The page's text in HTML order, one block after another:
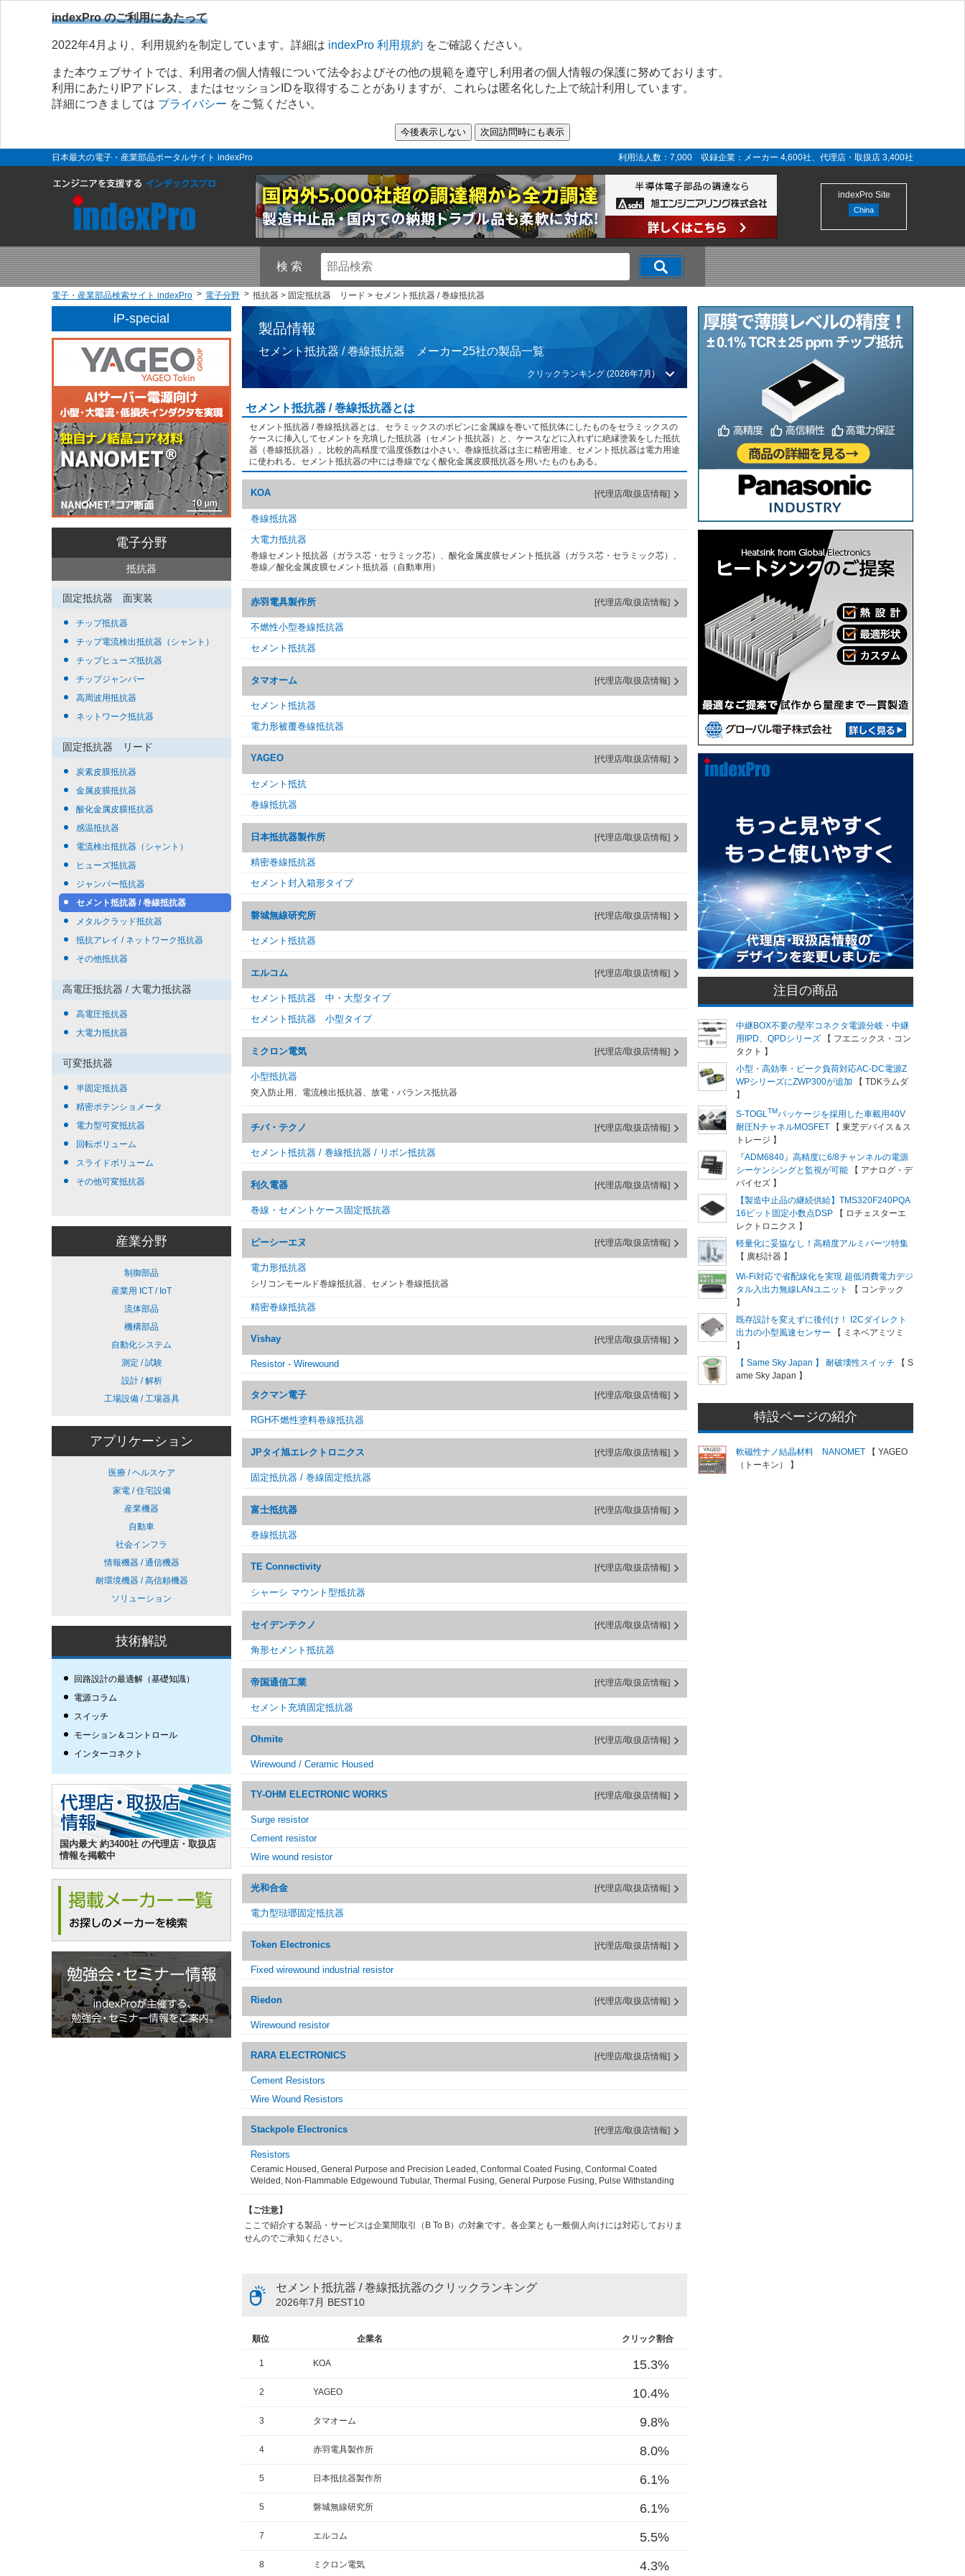
indexPro のご利用にあたって
2022年4月より、利用規約を制定しています。詳細は indexPro 利用規約 をご確認ください。
また本ウェブサイトでは、利用者の個人情報について法令およびその他の規範を遵守し利用者の個人情報の保護に努めております。
利用にあたりIPアドレス、またはセッションIDを取得することがありますが、これらは匿名化した上で統計利用しています。
詳細につきましては プライバシー をご覧ください。
日本最大の電子・産業部品ポータルサイト indexPro 利用法人数：7,000 収録企業：メーカー 4,600社、代理店・取扱店 3,400社
indexPro Site
China
検 索
電子・産業部品検索サイト indexPro 電子分野 抵抗器 > 固定抵抗器 リード > セメント抵抗器 / 巻線抵抗器
iP-special
電子分野
抵抗器
固定抵抗器 面実装
チップ抵抗器
チップ電流検出抵抗器（シャント）
チップヒューズ抵抗器
チップジャンパー
高周波用抵抗器
ネットワーク抵抗器
固定抵抗器 リード
炭素皮膜抵抗器
金属皮膜抵抗器
酸化金属皮膜抵抗器
感温抵抗器
電流検出抵抗器（シャント）
ヒューズ抵抗器
ジャンパー抵抗器
セメント抵抗器 / 巻線抵抗器
メタルクラッド抵抗器
抵抗アレイ / ネットワーク抵抗器
その他抵抗器
高電圧抵抗器 / 大電力抵抗器
高電圧抵抗器
大電力抵抗器
可変抵抗器
半固定抵抗器
精密ポテンショメータ
電力型可変抵抗器
回転ボリューム
スライドボリューム
その他可変抵抗器
産業分野
制御部品
産業用 ICT / IoT
流体部品
機構部品
自動化システム
測定 / 試験
設計 / 解析
工場設備 / 工場器具
アプリケーション
医療 / ヘルスケア
家電 / 住宅設備
産業機器
自動車
社会インフラ
情報機器 / 通信機器
耐環境機器 / 高信頼機器
ソリューション
技術解説
回路設計の最適解（基礎知識）
電源コラム
スイッチ
モーション＆コントロール
インターコネクト
国内最大 約3400社 の代理店・取扱店
情報を掲載中
製品情報
セメント抵抗器 / 巻線抵抗器 メーカー25社の製品一覧
クリックランキング (2026年7月)
セメント抵抗器 / 巻線抵抗器とは
セメント抵抗器 / 巻線抵抗器とは、セラミックスのボビンに金属線を巻いて抵抗体にしたものをセラミックスの
ケースに挿入してセメントを充填した抵抗器（セメント抵抗器）と、ケースなどに入れずに絶縁塗装をした抵抗
器（巻線抵抗器）。比較的高精度で温度係数は小さい。巻線抵抗器は主に精密用途、セメント抵抗器は電力用途
に使われる。セメント抵抗器の中には巻線でなく酸化金属皮膜抵抗器を用いたものもある。
KOA [代理店/取扱店情報]
巻線抵抗器
大電力抵抗器
巻線セメント抵抗器（ガラス芯・セラミック芯）、酸化金属皮膜セメント抵抗器（ガラス芯・セラミック芯）、
巻線／酸化金属皮膜セメント抵抗器（自動車用）
赤羽電具製作所 [代理店/取扱店情報]
不燃性小型巻線抵抗器
セメント抵抗器
タマオーム [代理店/取扱店情報]
セメント抵抗器
電力形被覆巻線抵抗器
YAGEO [代理店/取扱店情報]
セメント抵抗
巻線抵抗器
日本抵抗器製作所 [代理店/取扱店情報]
精密巻線抵抗器
セメント封入箱形タイプ
磐城無線研究所 [代理店/取扱店情報]
セメント抵抗器
エルコム [代理店/取扱店情報]
セメント抵抗器 中・大型タイプ
セメント抵抗器 小型タイプ
ミクロン電気 [代理店/取扱店情報]
小型抵抗器
突入防止用、電流検出抵抗器、放電・バランス抵抗器
チバ・テクノ [代理店/取扱店情報]
セメント抵抗器 / 巻線抵抗器 / リボン抵抗器
利久電器 [代理店/取扱店情報]
巻線・セメントケース固定抵抗器
ピーシーエヌ [代理店/取扱店情報]
電力形抵抗器
シリコンモールド巻線抵抗器、セメント巻線抵抗器
精密巻線抵抗器
Vishay [代理店/取扱店情報]
Resistor - Wirewound
タクマン電子 [代理店/取扱店情報]
RGH不燃性塗料巻線抵抗器
JPタイ旭エレクトロニクス [代理店/取扱店情報]
固定抵抗器 / 巻線固定抵抗器
富士抵抗器 [代理店/取扱店情報]
巻線抵抗器
TE Connectivity [代理店/取扱店情報]
シャーシ マウント型抵抗器
セイデンテクノ [代理店/取扱店情報]
角形セメント抵抗器
帝国通信工業 [代理店/取扱店情報]
セメント充填固定抵抗器
Ohmite [代理店/取扱店情報]
Wirewound / Ceramic Housed
TY-OHM ELECTRONIC WORKS [代理店/取扱店情報]
Surge resistor
Cement resistor
Wire wound resistor
光和合金 [代理店/取扱店情報]
電力型琺瑯固定抵抗器
Token Electronics [代理店/取扱店情報]
Fixed wirewound industrial resistor
Riedon [代理店/取扱店情報]
Wirewound resistor
RARA ELECTRONICS [代理店/取扱店情報]
Cement Resistors
Wire Wound Resistors
Stackpole Electronics [代理店/取扱店情報]
Resistors
Ceramic Housed, General Purpose and Precision Leaded, Conformal Coated Fusing, Conformal Coated
Welded, Non-Flammable Edgewound Tubular, Thermal Fusing, General Purpose Fusing, Pulse Withstanding
【ご注意】
ここで紹介する製品・サービスは企業間取引（B To B）の対象です。各企業とも一般個人向けには対応しておりま
せんのでご承知ください。
セメント抵抗器 / 巻線抵抗器のクリックランキング
2026年7月 BEST10
順位 企業名 クリック割合
1 KOA 15.3%
2 YAGEO 10.4%
3 タマオーム 9.8%
4 赤羽電具製作所 8.0%
5 日本抵抗器製作所 6.1%
5 磐城無線研究所 6.1%
7 エルコム 5.5%
8 ミクロン電気 4.3%
注目の商品
中継BOX不要の堅牢コネクタ電源分岐・中継
用IPD、QPDシリーズ
【 フエニックス・コン
タクト 】
小型・高効率・ピーク負荷対応AC-DC電源Z
WPシリーズにZWP300が追加
【 TDKラムダ
】
S-TOGLTMパッケージを採用した車載用40V
耐圧NチャネルMOSFET
【 東芝デバイス＆ス
トレージ 】
『ADM6840』高精度に6/8チャンネルの電源
シーケンシングと監視が可能
【 アナログ・デ
バイセズ 】
【製造中止品の継続供給】TMS320F240PQA
16ビット固定小数点DSP
【 ロチェスターエ
レクトロニクス 】
軽量化に妥協なし！高精度アルミパーツ特集
【 廣杉計器 】
Wi-Fi対応で省配線化を実現 超低消費電力デジ
タル入出力無線LANユニット
【 コンテック
】
既存設計を変えずに後付け！ I2Cダイレクト
出力の小型風速センサー
【 ミネベアミツミ
】
【 Same Sky Japan 】 耐破壊性スイッチ
【 S
ame Sky Japan 】
特設ページの紹介
軟磁性ナノ結晶材料 NANOMET
【 YAGEO
（トーキン） 】